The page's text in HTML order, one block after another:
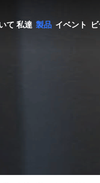
て 私達 製品 イベント